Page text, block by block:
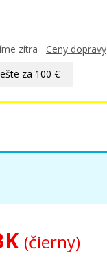
zítra Ceny dopravy
za 100 €
(čierny)